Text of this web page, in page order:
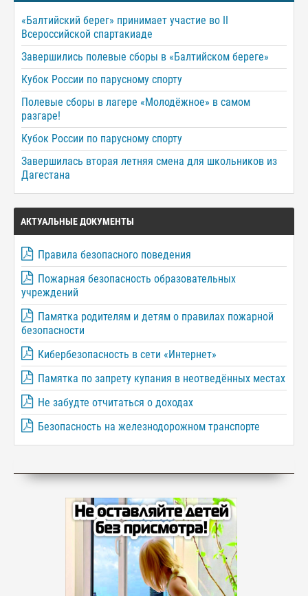
«Балтийский берег» принимает участие во II
Всероссийской спартакиаде
Завершились полевые сборы в «Балтийском береге»
Кубок России по парусному спорту
Полевые сборы в лагере «Молодёжное» в самом
разгаре!
Кубок России по парусному спорту
Завершилась вторая летняя смена для школьников из
Дагестана
АКТУАЛЬНЫЕ ДОКУМЕНТЫ
Правила безопасного поведения
Пожарная безопасность образовательных
учреждений
Памятка родителям и детям о правилах пожарной
безопасности
Кибербезопасность в сети «Интернет»
Памятка по запрету купания в неотведённых местах
Не забудте отчитаться о доходах
Безопасность на железнодорожном транспорте